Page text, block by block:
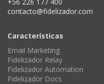
contacto@fidelizador.com
Características
Email Marketing
Fidelizador Relay
Fidelizador Automation
Fidelizador Docs